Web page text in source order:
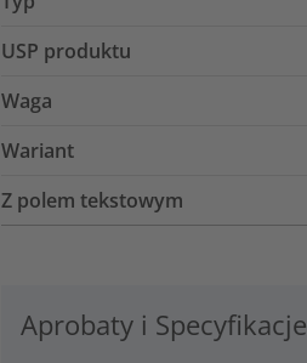
USP produktu
Waga
Wariant
Z polem tekstowym
Aprobaty i Specyfikacje